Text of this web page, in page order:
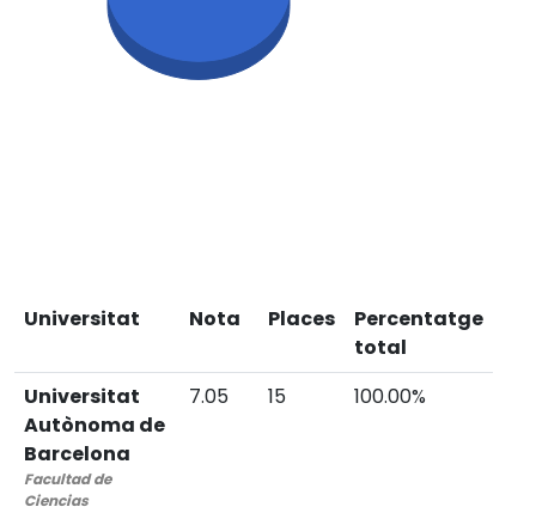
Universitat Nota Places
Percentatge
total
Universitat
Autònoma de
Barcelona
Facultad de
Ciencias
7.05 15 100.00%